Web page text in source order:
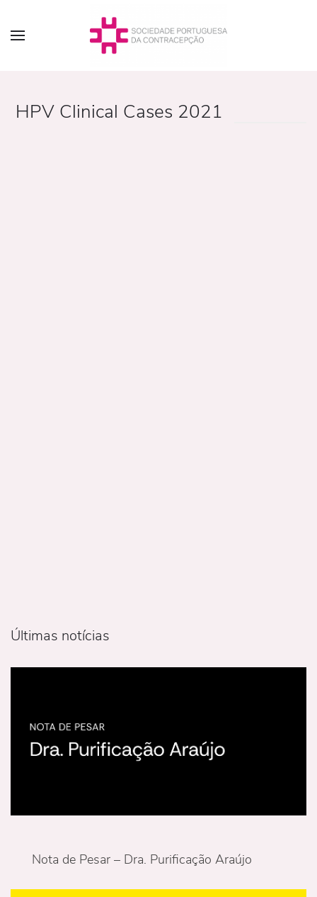
HPV Clinical Cases 2021
Últimas notícias
Nota de Pesar – Dra. Purificação Araújo